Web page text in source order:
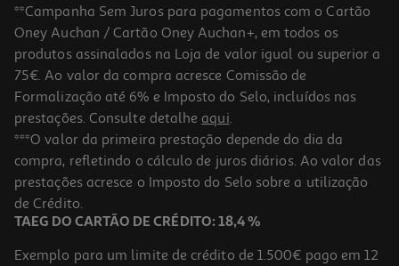
-10%
Livro O Reino De Espinhos De Sasha Peyton Smith
18.81 €/un
20,90 € PVP de editor
18,81 €
**Campanha Sem Juros para pagamentos com o Cartão
Oney Auchan / Cartão Oney Auchan+, em todos os
produtos assinalados na Loja de valor igual ou superior a
75€. Ao valor da compra acresce Comissão de
Formalização até 6% e Imposto do Selo, incluídos nas
prestações. Consulte detalhe aqui.
***O valor da primeira prestação depende do dia da
compra, refletindo o cálculo de juros diários. Ao valor das
prestações acresce o Imposto do Selo sobre a utilização
de Crédito.
TAEG DO CARTÃO DE CRÉDITO: 18,4 %
Exemplo para um limite de crédito de 1.500€ pago em 12